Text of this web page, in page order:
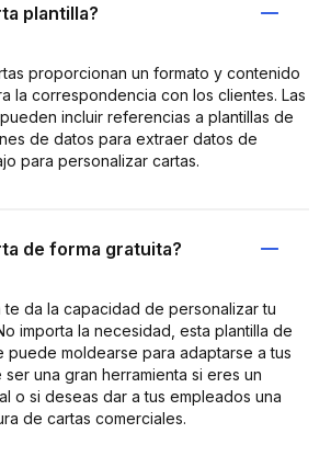
plantilla?
proporcionan un formato y contenido
la correspondencia con los clientes. Las
incluir referencias a plantillas de
de datos para extraer datos de
para personalizar cartas.
de forma gratuita?
te da la capacidad de personalizar tu
importa la necesidad, esta plantilla de
puede moldearse para adaptarse a tus
una gran herramienta si eres un
o si deseas dar a tus empleados una
de cartas comerciales.